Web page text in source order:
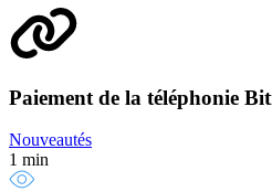
Paiement de la téléphonie
Nouveautés
1 min